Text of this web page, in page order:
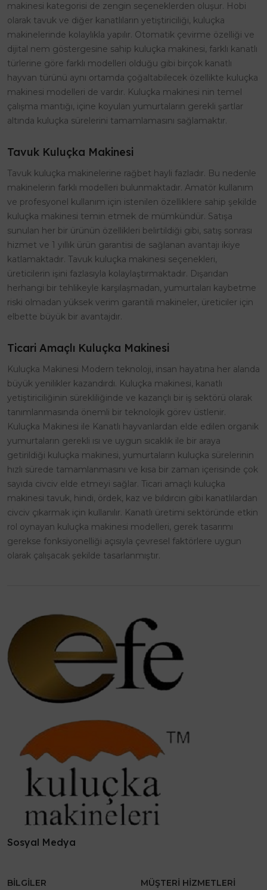
makinesi kategorisi de zengin seçeneklerden oluşur. Hobi
olarak tavuk ve diğer kanatlıların yetiştiriciliği, kuluçka
makinelerinde kolaylıkla yapılır. Otomatik çevirme özelliği ve
dijital nem göstergesine sahip kuluçka makinesi, farklı kanatlı
türlerine göre farklı modelleri olduğu gibi birçok kanatlı
hayvan türünü aynı ortamda çoğaltabilecek özellikte kuluçka
makinesi modelleri de vardır. Kuluçka makinesi nin temel
çalışma mantığı, içine koyulan yumurtaların gerekli şartlar
altında kuluçka sürelerini tamamlamasını sağlamaktır.
Tavuk Kuluçka Makinesi
Tavuk kuluçka makinelerine rağbet hayli fazladır. Bu nedenle
makinelerin farklı modelleri bulunmaktadır. Amatör kullanım
ve profesyonel kullanım için istenilen özelliklere sahip şekilde
kuluçka makinesi temin etmek de mümkündür. Satışa
sunulan her bir ürünün özellikleri belirtildiği gibi, satış sonrası
hizmet ve 1 yıllık ürün garantisi de sağlanan avantajı ikiye
katlamaktadır. Tavuk kuluçka makinesi seçenekleri,
üreticilerin işini fazlasıyla kolaylaştırmaktadır. Dışarıdan
herhangi bir tehlikeyle karşılaşmadan, yumurtaları kaybetme
riski olmadan yüksek verim garantili makineler, üreticiler için
elbette büyük bir avantajdır.
Ticari Amaçlı Kuluçka Makinesi
Kuluçka Makinesi Modern teknoloji, insan hayatına her alanda
büyük yenilikler kazandırdı. Kuluçka makinesi, kanatlı
yetiştiriciliğinin sürekliliğinde ve kazançlı bir iş sektörü olarak
tanımlanmasında önemli bir teknolojik görev üstlenir.
Kuluçka Makinesi ile Kanatlı hayvanlardan elde edilen organik
yumurtaların gerekli ısı ve uygun sıcaklık ile bir araya
getirildiği kuluçka makinesi, yumurtaların kuluçka sürelerinin
hızlı sürede tamamlanmasını ve kısa bir zaman içerisinde çok
sayıda civciv elde etmeyi sağlar. Ticari amaçlı kuluçka
makinesi tavuk, hindi, ördek, kaz ve bıldırcın gibi kanatlılardan
civciv çıkarmak için kullanılır. Kanatlı üretimi sektöründe etkin
rol oynayan kuluçka makinesi modelleri, gerek tasarımı
gerekse fonksiyonelliği açısıyla çevresel faktörlere uygun
olarak çalışacak şekilde tasarlanmıştır.
Sosyal Medya
BILGILER
MÜŞTERI HIZMETLERI